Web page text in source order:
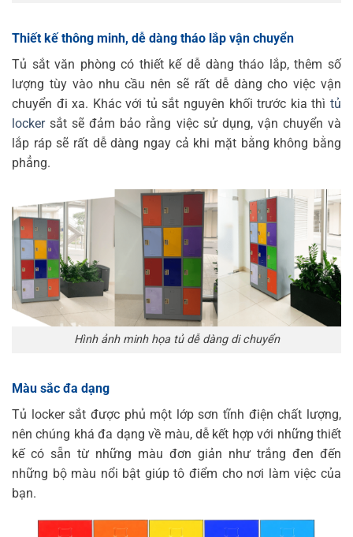
Thiết kế thông minh, dễ dàng tháo lắp vận chuyển
Tủ sắt văn phòng có thiết kế dễ dàng tháo lắp, thêm số
lượng tùy vào nhu cầu nên sẽ rất dễ dàng cho việc vận
chuyển đi xa. Khác với tủ sắt nguyên khối trước kia thì tủ
lockersắt sẽ đảm bảo rằng việc sử dụng, vận chuyển và
lắp ráp sẽ rất dễ dàng ngay cả khi mặt bằng không bằng
phẳng.
Hình ảnh minh họa tủ dễ dàng di chuyển
Màu sắc đa dạng
Tủ locker sắt được phủ một lớp sơn tĩnh điện chất lượng,
nên chúng khá đa dạng về màu, dễ kết hợp với những thiết
kế có sẵn từ những màu đơn giản như trắng đen đến
những bộ màu nổi bật giúp tô điểm cho nơi làm việc của
bạn.